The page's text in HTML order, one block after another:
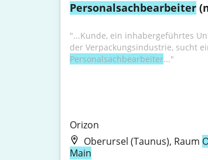
Personalsachbearbeiter
"...Kunde, ein inhabergeführtes
Personalsachbearbeiter..."
Orizon
Oberursel (Taunus), Raum
Main